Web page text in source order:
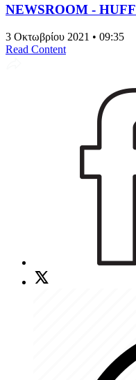
NEWSROOM -
3 Οκτωβρίου 2021 • 09:35
Read Content